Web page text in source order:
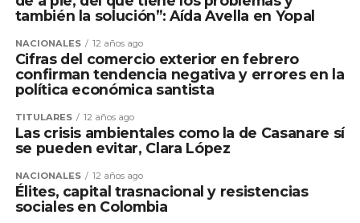
también la solución”: Aída Avella en Yopal
NACIONALES 12 años ago
Cifras del comercio exterior en febrero
confirman tendencia negativa y errores en la
política económica santista
TITULARES 12 años ago
Las crisis ambientales como la de Casanare sí
se pueden evitar, Clara López
NACIONALES 12 años ago
Élites, capital trasnacional y resistencias
sociales en Colombia